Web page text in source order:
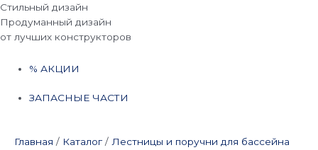
Стильный дизайн
Продуманный дизайн
от лучших конструкторов
% АКЦИИ
ЗАПАСНЫЕ ЧАСТИ
Главная / Каталог / Лестницы и поручни для бассейна